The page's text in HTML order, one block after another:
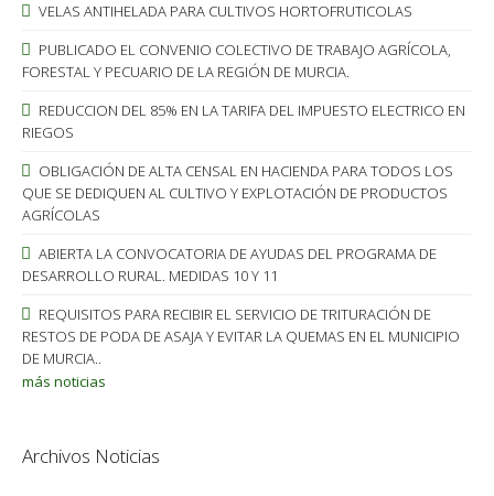
VELAS ANTIHELADA PARA CULTIVOS HORTOFRUTICOLAS
PUBLICADO EL CONVENIO COLECTIVO DE TRABAJO AGRÍCOLA,
FORESTAL Y PECUARIO DE LA REGIÓN DE MURCIA.
REDUCCION DEL 85% EN LA TARIFA DEL IMPUESTO ELECTRICO EN
RIEGOS
OBLIGACIÓN DE ALTA CENSAL EN HACIENDA PARA TODOS LOS
QUE SE DEDIQUEN AL CULTIVO Y EXPLOTACIÓN DE PRODUCTOS
AGRÍCOLAS
ABIERTA LA CONVOCATORIA DE AYUDAS DEL PROGRAMA DE
DESARROLLO RURAL. MEDIDAS 10 Y 11
REQUISITOS PARA RECIBIR EL SERVICIO DE TRITURACIÓN DE
RESTOS DE PODA DE ASAJA Y EVITAR LA QUEMAS EN EL MUNICIPIO
DE MURCIA..
más noticias
Archivos Noticias